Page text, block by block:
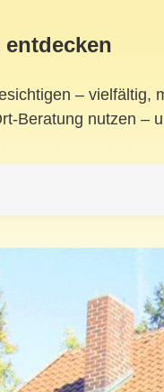
–
Beratung nutzen –